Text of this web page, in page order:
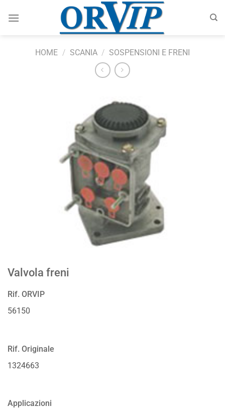
HOME / SCANIA / SOSPENSIONI E FRENI
Valvola freni
Rif. ORVIP
56150
Rif. Originale
1324663
Applicazioni